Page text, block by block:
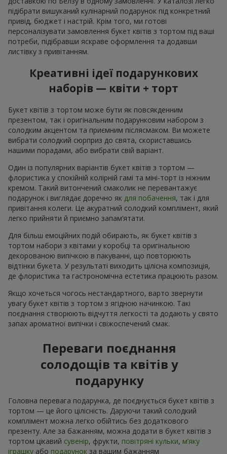
підібрати вишуканий кулінарний подарунок під конкретний
привід, бюджет і настрій. Крім того, ми готові
персоналізувати замовлення букет квітів з тортом під ваші
потреби, підібравши яскраве оформлення та додавши
листівку з привітанням.
Креативні ідеї подарункових
наборів — квіти + торт
Букет квітів з тортом може бути як повсякденним
презентом, так і оригінальним подарунковим набором з
солодким акцентом та приємним післясмаком. Ви можете
вибрати солодкий сюрприз до свята, скориставшись
нашими порадами, або вибрати свій варіант.
Один із популярних варіантів букет квітів з тортом —
флористика у спокійній колірній гамі та міні-торт із ніжним
кремом. Такий витончений смаколик не перевантажує
подарунок і виглядає доречно як для побачення, так і для
привітання колеги. Це акуратний солодкий комплімент, який
легко прийняти й приємно запам’ятати.
Для більш емоційних подій обирають, як букет квітів з
тортом набори з квітами у коробці та оригінальною
декорованою випічкою в пакуванні, що повторюють
відтінки букета. У результаті виходить цілісна композиція,
де флористика та гастрономічна естетика працюють разом.
Якщо хочеться чогось нестандартного, варто звернути
увагу букет квітів з тортом з ягідною начинкою. Такі
поєднання створюють відчуття легкості та додають у свято
запах ароматної випічки і свіжоспечений смак.
Переваги поєднання
солодощів та квітів у
подарунку
Головна перевага подарунка, де поєднується букет квітів з
тортом — це його цілісність. Даруючи такий солодкий
комплімент можна легко обійтись без додаткового
презенту. Але за бажанням, можна додати в букет квітів з
тортом цікавий сувенір, фрукти, повітряні кульки, м’яку
іграшку або подарунок за вашим бажанням